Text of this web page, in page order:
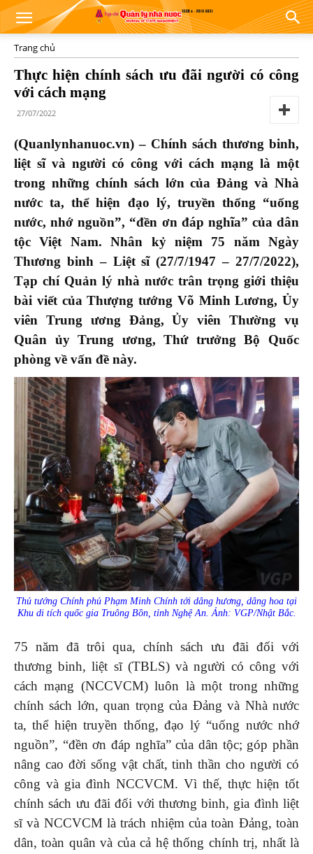
Trang chủ
Thực hiện chính sách ưu đãi người có công
với cách mạng
27/07/2022
(Quanlynhanuoc.vn) – Chính sách thương binh,
liệt sĩ và người có công với cách mạng là một
trong những chính sách lớn của Đảng và Nhà
nước ta, thể hiện đạo lý, truyền thống “uống
nước, nhớ nguồn”, “đền ơn đáp nghĩa” của dân
tộc Việt Nam. Nhân kỷ niệm 75 năm Ngày
Thương binh – Liệt sĩ (27/7/1947 – 27/7/2022),
Tạp chí Quản lý nhà nước trân trọng giới thiệu
bài viết của Thượng tướng Võ Minh Lương, Ủy
viên Trung ương Đảng, Ủy viên Thường vụ
Quân ủy Trung ương, Thứ trưởng Bộ Quốc
phòng về vấn đề này.
Thủ tướng Chính phủ Phạm Minh Chính tới dâng hương, dâng hoa tại
Khu di tích quốc gia Truông Bồn, tỉnh Nghệ An. Ảnh: VGP/Nhật Bắc.
75 năm đã trôi qua, chính sách ưu đãi đối với
thương binh, liệt sĩ (TBLS) và người có công với
cách mạng (NCCVCM) luôn là một trong những
chính sách lớn, quan trọng của Đảng và Nhà nước
ta, thể hiện truyền thống, đạo lý “uống nước nhớ
nguồn”, “đền ơn đáp nghĩa” của dân tộc; góp phần
nâng cao đời sống vật chất, tinh thần cho người có
công và gia đình NCCVCM. Vì thế, thực hiện tốt
chính sách ưu đãi đối với thương binh, gia đình liệt
sĩ và NCCVCM là trách nhiệm của toàn Đảng, toàn
dân, toàn quân và của cả hệ thống chính trị, nhất là